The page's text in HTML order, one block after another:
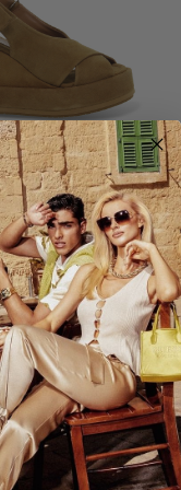
Barcelò -
265,00 €
30%